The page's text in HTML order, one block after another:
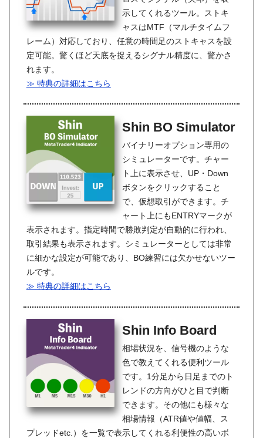
示してくれるツール。ストキ
ャスはMTF（マルチタイムフ
レーム）対応しており、任意の時間足のストキャスを設
定可能。驚くほど天底を捉えるシグナル精度に、驚かさ
れます。
≫ 特典の詳細はこちら
Shin BO Simulator
バイナリーオプション専用の
シミュレーターです。チャー
ト上に表示させ、UP・Down
ボタンをクリックすること
で、仮想取引ができます。チ
ャート上にもENTRYマークが
表示されます。指定時間で勝敗判定が自動的に行われ、
取引結果も表示されます。シミュレーターとしては非常
に細かな設定が可能であり、BO練習には欠かせないツー
ルです。
≫ 特典の詳細はこちら
Shin Info Board
相場状況を、信号機のような
色で教えてくれる便利ツール
です。1分足から日足までのト
レンドの方向がひと目で判断
できます。その他にも様々な
相場情報（ATR値や値幅、ス
プレッドetc.）を一覧で表示してくれる利便性の高いボ